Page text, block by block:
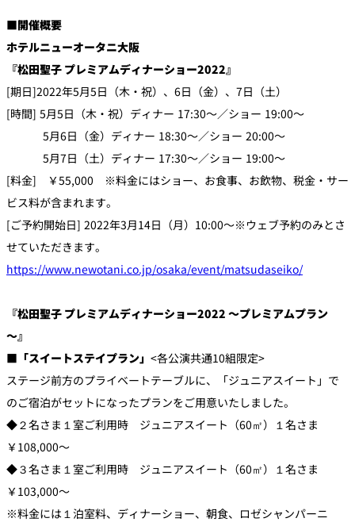
■開催概要
ホテルニューオータニ大阪
『松田聖子 プレミアムディナーショー2022』
[期日]2022年5月5日（木・祝）、6日（金）、7日（土）
[時間] 5月5日（木・祝）ディナー 17:30～／ショー 19:00～
5月6日（金）ディナー 18:30～／ショー 20:00～
5月7日（土）ディナー 17:30～／ショー 19:00～
[料金] ￥55,000 ※料金にはショー、お食事、お飲物、税金・サー
ビス料が含まれます。
[ご予約開始日] 2022年3月14日（月）10:00～※ウェブ予約のみとさ
せていただきます。
https://www.newotani.co.jp/osaka/event/matsudaseiko/
『松田聖子 プレミアムディナーショー2022 ～プレミアムプラン
～』
■「スイートステイプラン」 <各公演共通10組限定>
ステージ前方のプライベートテーブルに、「ジュニアスイート」で
のご宿泊がセットになったプランをご用意いたしました。
◆２名さま１室ご利用時 ジュニアスイート（60㎡）１名さま
￥108,000～
◆３名さま１室ご利用時 ジュニアスイート（60㎡）１名さま
￥103,000～
※料金には１泊室料、ディナーショー、朝食、ロゼシャンパーニ